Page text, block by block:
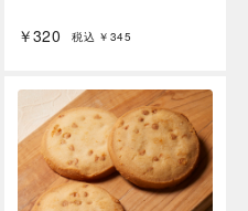
￥320 税込 ￥345